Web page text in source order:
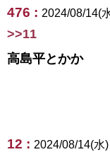
476 : 2024/08/14(
>>11
高島平とかか
12 : 2024/08/14(水